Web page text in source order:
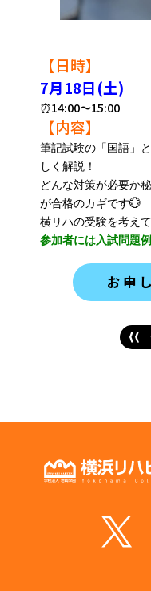
【日時】
7月18日(土)
⏰14:00～15:00
【内容】
筆記試験の「国語」
しく解説！
どんな対策が必要か
が合格のカギです💮
横リハの受験を考え
参加者には入試問題
お申